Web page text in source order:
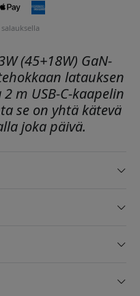
(45+18W) GaN-
latauksen
m USB-C-kaapelin
se on yhtä kätevä
joka päivä.